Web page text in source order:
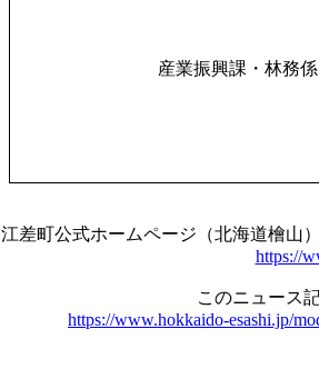
産業振興課・林務係 電
江差町公式ホームページ（北海道檜山
https://
このニュース
https://www.hokkaido-esashi.jp/